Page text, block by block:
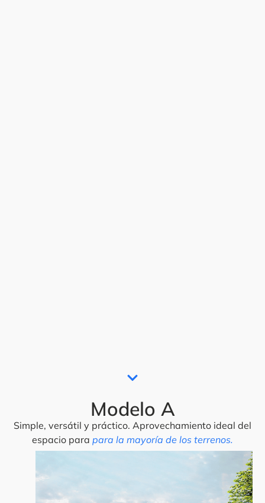
Modelo A
Simple, versátil y práctico. Aprovechamiento ideal del
espacio para para la mayoría de los terrenos.